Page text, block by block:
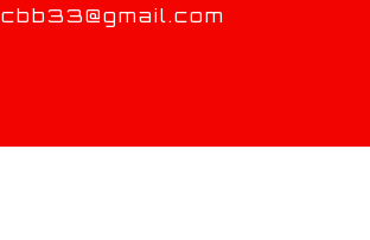
ecbb33@gmail.com